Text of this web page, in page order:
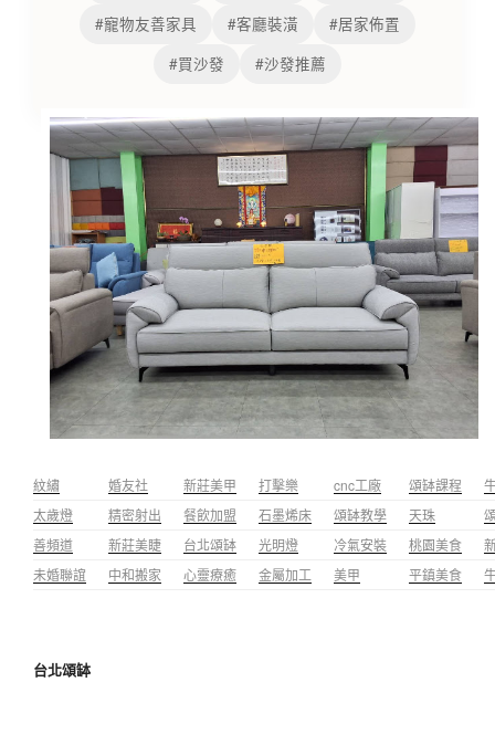
#寵物友善家具
#客廳裝潢
#居家佈置
#買沙發
#沙發推薦
紋繡 婚友社 新莊美甲 打擊樂 cnc工廠 頌缽課程
太歲燈
精密射出 餐飲加盟 石墨烯床 頌缽教學 天珠
善頻道
新莊美睫 台北頌缽 光明燈 冷氣安裝 桃園美食
未婚聯誼
中和搬家 心靈療癒 金屬加工 美甲 平鎮美食
台北頌缽